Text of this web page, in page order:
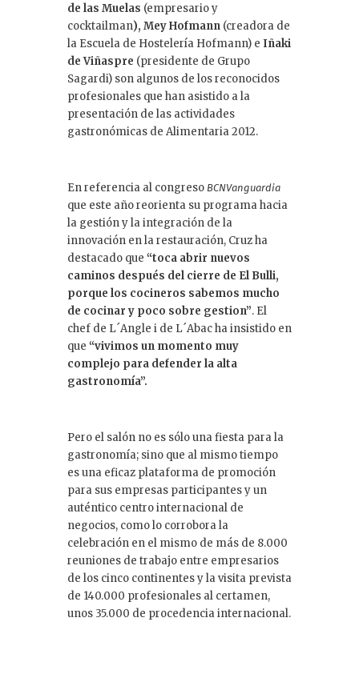
de las Muelas (empresario y
cocktailman), Mey Hofmann (creadora de
la Escuela de Hostelería Hofmann) e Iñaki
de Viñaspre (presidente de Grupo
Sagardi) son algunos de los reconocidos
profesionales que han asistido a la
presentación de las actividades
gastronómicas de Alimentaria 2012.
En referencia al congreso BCNVanguardia
que este año reorienta su programa hacia
la gestión y la integración de la
innovación en la restauración, Cruz ha
destacado que “toca abrir nuevos
caminos después del cierre de El Bulli,
porque los cocineros sabemos mucho
de cocinar y poco sobre gestion”. El
chef de L´Angle i de L´Abac ha insistido en
que “vivimos un momento muy
complejo para defender la alta
gastronomía”.
Pero el salón no es sólo una fiesta para la
gastronomía; sino que al mismo tiempo
es una eficaz plataforma de promoción
para sus empresas participantes y un
auténtico centro internacional de
negocios, como lo corrobora la
celebración en el mismo de más de 8.000
reuniones de trabajo entre empresarios
de los cinco continentes y la visita prevista
de 140.000 profesionales al certamen,
unos 35.000 de procedencia internacional.